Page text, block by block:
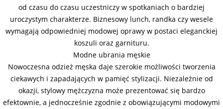
od czasu do czasu uczestniczy w spotkaniach o bardziej
uroczystym charakterze. Biznesowy lunch, randka czy wesele
wymagają odpowiedniej modowej oprawy w postaci eleganckiej
koszuli oraz garnituru.
Modne ubrania męskie
Nowoczesna odzież męska daje szerokie możliwości tworzenia
ciekawych i zapadających w pamięć stylizacji. Niezależnie od
okazji, stylowy mężczyzna może prezentować się bardzo
efektownie, a jednocześnie zgodnie z obowiązującymi modowymi